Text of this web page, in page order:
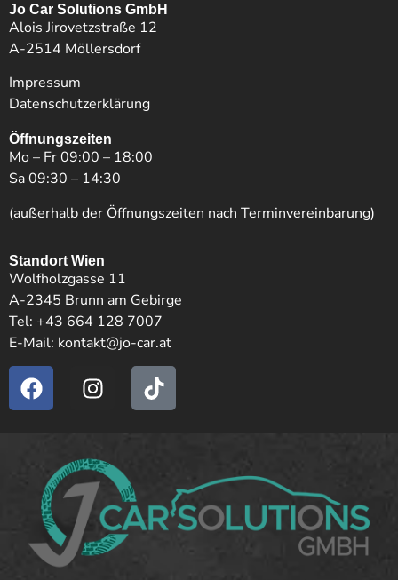
Jo Car Solutions GmbH
Alois Jirovetzstraße 12
A-2514 Möllersdorf
Impressum
Datenschutzerklärung
Öffnungszeiten
Mo – Fr 09:00 – 18:00
Sa 09:30 – 14:30
(außerhalb der Öffnungszeiten nach Terminvereinbarung)
Standort Wien
Wolfholzgasse 11
A-2345 Brunn am Gebirge
Tel: +43 664 128 7007
E-Mail: kontakt@jo-car.at